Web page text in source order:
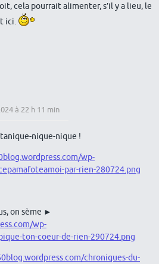
cela pourrait alimenter, s’il y a lieu, le
ici.
à 22 h 11 min
nique-nique !
wp-
par-rien-280724.png
on sème ►
wp-
ton-coeur-de-rien-290724.png
chroniques-du-